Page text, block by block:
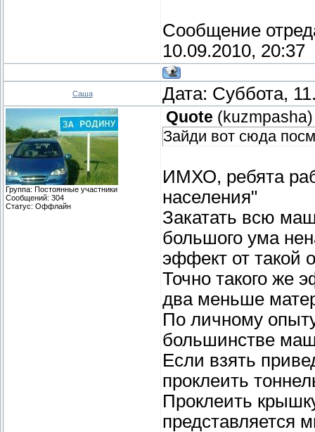
Сообщение
10.09.2010, 20:37
Саша Дата: Суббота,
Группа: Постоянные участники
Сообщений: 304
Статус: Оффлайн
Quote (kuzmpasha)
Зайди вот сюда
ИМХО, ребята
населения"
Закатать всю
большого ума
эффект от такой
Точно такого же
два меньше
По личному
большинстве
Если взять
проклеить
Проклеить
представляется